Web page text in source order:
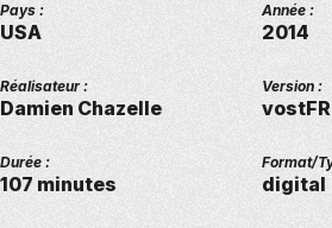
Pays :
USA
Année :
2014
Réalisateur :
Damien Chazelle
Version :
vostFR
Durée :
107 minutes
Format/
digital